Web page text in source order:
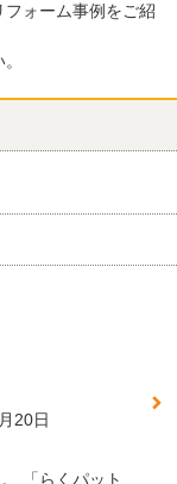
ォーム事例をご紹
20日